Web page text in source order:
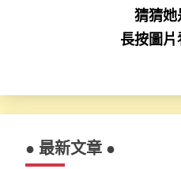
猜猜她
長按圖片
● 最新文章 ●